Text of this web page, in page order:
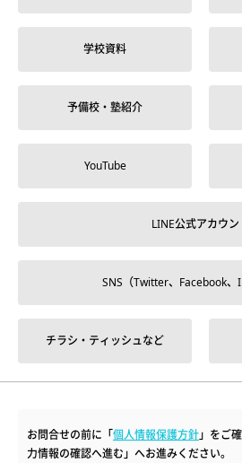
学校資料
予備校・塾紹介
YouTube
LINE公式アカウン
SNS（Twitter、Facebook、
チラシ・ティッシュなど
お問合せの前に「個人情報保護方針」をご
力情報の確認へ進む」へお進みください。